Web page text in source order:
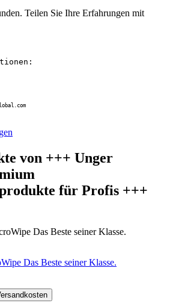
Teilen Sie Ihre Erfahrungen mit
von +++ Unger
für Profis +++
Das Beste seiner Klasse.